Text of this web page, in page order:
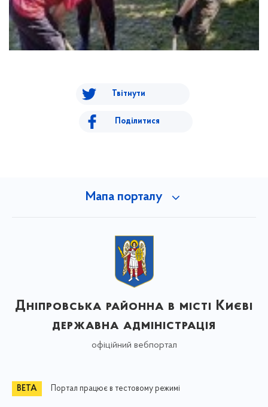
Твітнути
Поділитися
Мапа порталу
Дніпровська районна в місті Києві
державна адміністрація
офіційний вебпортал
Портал працює в тестовому режимі